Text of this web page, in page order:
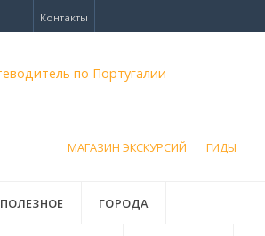
Контакты
МАГАЗИН ЭКСКУРСИЙ ГИДЫ
ПОЛЕЗНОЕ ГОРОДА